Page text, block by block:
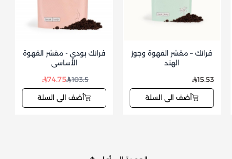
فرانك – مقشر القهوة وجوز
الهند
15.53
أضف الى السلة
فرانك بودي - مقشر القهوة
الأساسي
103.5
74.75
أضف الى السلة